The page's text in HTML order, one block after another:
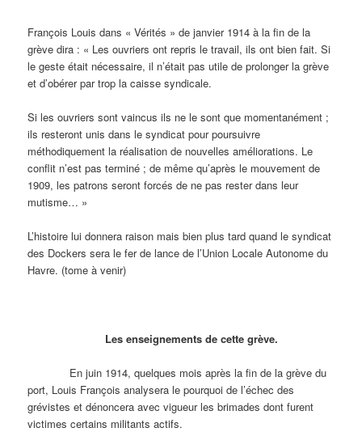
François Louis dans « Vérités » de janvier 1914 à la fin de la
grève dira : « Les ouvriers ont repris le travail, ils ont bien fait. Si
le geste était nécessaire, il n’était pas utile de prolonger la grève
et d’obérer par trop la caisse syndicale.
Si les ouvriers sont vaincus ils ne le sont que momentanément ;
ils resteront unis dans le syndicat pour poursuivre
méthodiquement la réalisation de nouvelles améliorations. Le
conflit n’est pas terminé ; de même qu’après le mouvement de
1909, les patrons seront forcés de ne pas rester dans leur
mutisme… »
L’histoire lui donnera raison mais bien plus tard quand le syndicat
des Dockers sera le fer de lance de l’Union Locale Autonome du
Havre. (tome à venir)
Les enseignements de cette grève.
En juin 1914, quelques mois après la fin de la grève du
port, Louis François analysera le pourquoi de l’échec des
grévistes et dénoncera avec vigueur les brimades dont furent
victimes certains militants actifs.